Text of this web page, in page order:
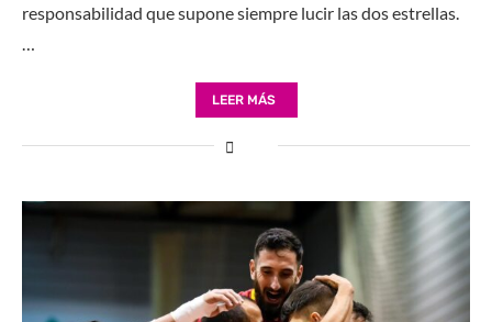
responsabilidad que supone siempre lucir las dos estrellas.
LEER MÁS